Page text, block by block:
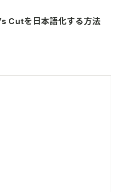
Cutを日本語化する方法